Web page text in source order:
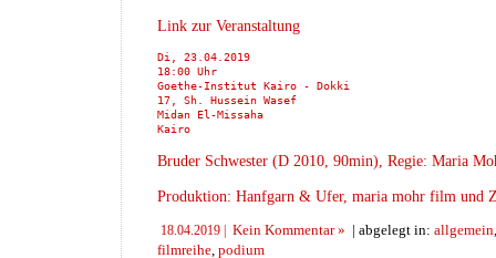
Link zur Veranstaltung
Di, 23.04.2019
18:00 Uhr
Goethe-Institut Kairo - Dokki
17, Sh. Hussein Wasef
Midan El-Missaha
Kairo
Bruder Schwester (D 2010, 90min), Regie: Maria
Produktion: Hanfgarn & Ufer, maria mohr film und
18.04.2019 | Kein Kommentar » | abgelegt in: allgemein
filmreihe, podium